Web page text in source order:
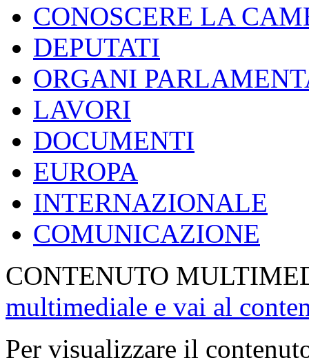
CONOSCERE LA
DEPUTATI
ORGANI
LAVORI
DOCUMENTI
EUROPA
INTERNAZIONALE
COMUNICAZIONE
CONTENUTO
multimediale e vai al
Per visualizzare il